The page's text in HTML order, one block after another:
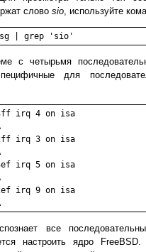
слово sio, используйте
| grep 'sio'
с четырьмя
для
irq 4 on isa
irq 3 on isa
irq 5 on isa
irq 9 on isa
все
настроить ядро